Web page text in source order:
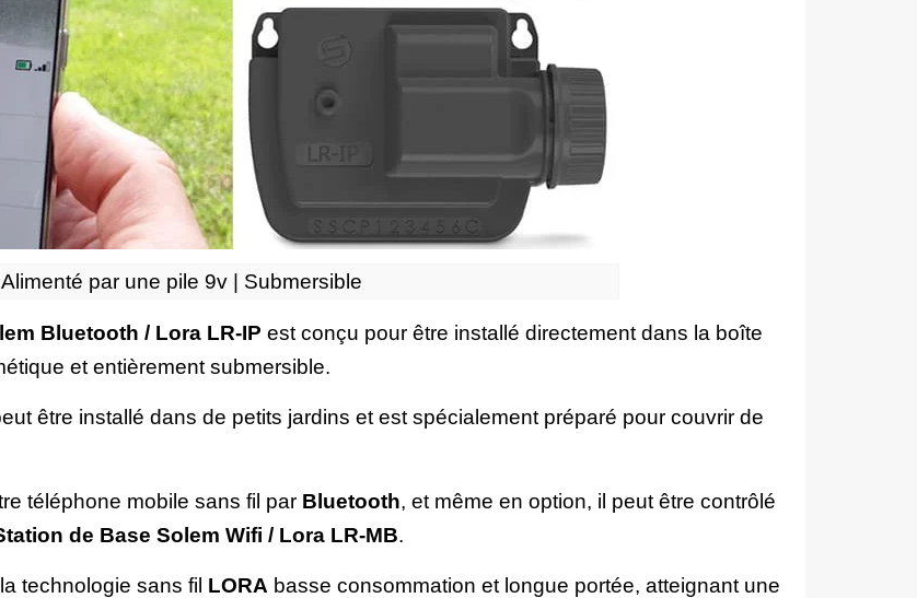
Alimenté par une pile 9v | Submersible
Bluetooth / Lora LR-IP est conçu pour être installé directement dans la boîte
et entièrement submersible.
être installé dans de petits jardins et est spécialement préparé pour couvrir de
téléphone mobile sans fil par Bluetooth, et même en option, il peut être contrôlé
de Base Solem Wifi / Lora LR-MB.
technologie sans fil LORA basse consommation et longue portée, atteignant une